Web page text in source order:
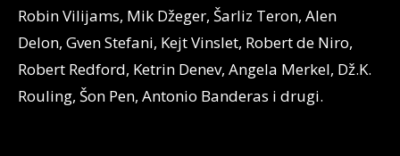
Robin Vilijams, Mik Džeger, Šarliz Teron, Alen
Delon, Gven Stefani, Kejt Vinslet, Robert de Niro,
Robert Redford, Ketrin Denev, Angela Merkel, Dž.K.
Rouling, Šon Pen, Antonio Banderas i drugi.